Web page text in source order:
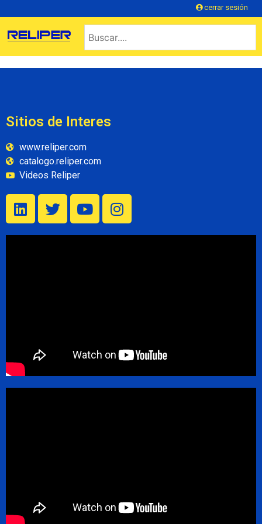
cerrar sesión
Sitios de Interes
www.reliper.com
catalogo.reliper.com
Videos Reliper